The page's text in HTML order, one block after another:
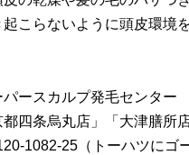
起こらないように頭皮環境
パースカルプ発毛センター
都四条烏丸店」「大津膳所店
1082-25（トーハツにゴー